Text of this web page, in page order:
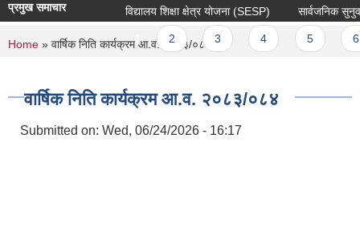
प्रमुख समाचार विद्यालय शिक्षा क्षेत्र योजना (SESP) सार्वजनिक
Pages
1 2 3
You are here
Home » वार्षिक निति कार्यक्रम आ.व. २०८३/०८४
वार्षिक निति कार्यक्रम आ.व. २०८३/०८४
Submitted on: Wed, 06/24/2026 - 16:17